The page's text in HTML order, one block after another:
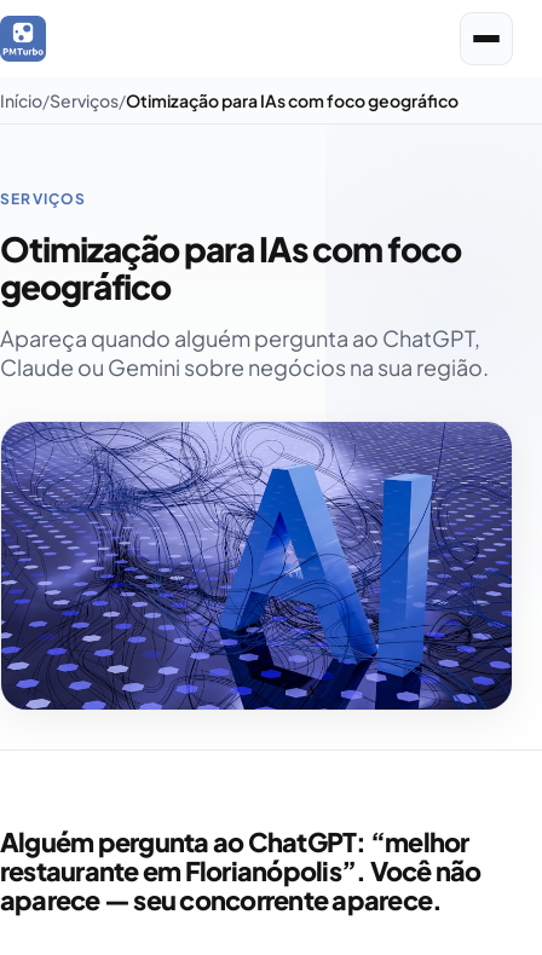
Início Serviços Otimização para IAs com foco geográfico
SERVIÇOS
Otimização para IAs com foco
geográfico
Apareça quando alguém pergunta ao ChatGPT,
Claude ou Gemini sobre negócios na sua região.
Alguém pergunta ao ChatGPT: “melhor
restaurante em Florianópolis”. Você não
aparece — seu concorrente aparece.